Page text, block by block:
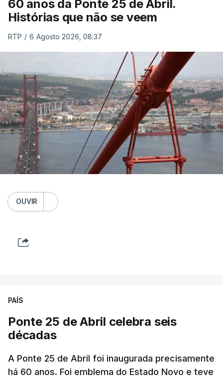
60 anos da Ponte 25 de Abril.
Histórias que não se veem
RTP / 6 Agosto 2026, 08:37
OUVIR
PAÍS
Ponte 25 de Abril celebra seis
décadas
A Ponte 25 de Abril foi inaugurada precisamente
há 60 anos. Foi emblema do Estado Novo e teve